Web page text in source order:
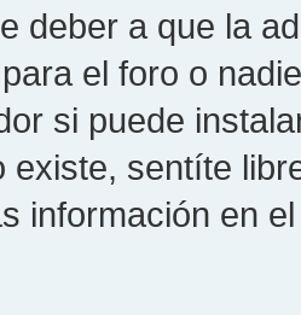
deber a que la
el foro o
si puede
existe, sentíte
información en